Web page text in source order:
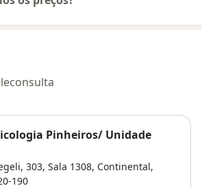
Pinheiros/ Unidade
303, Sala 1308, Continental,
190